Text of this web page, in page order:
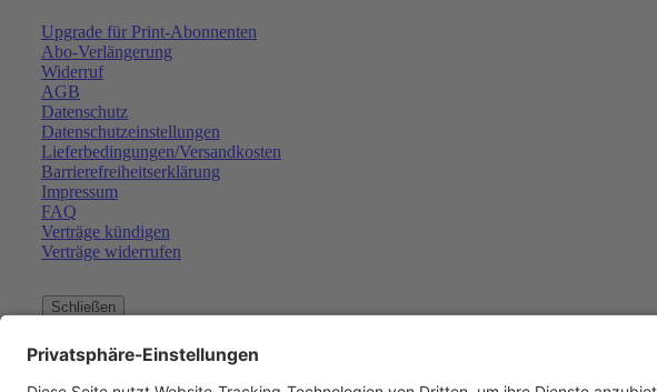
Upgrade für Print-Abonnenten
Abo-Verlängerung
Widerruf
AGB
Datenschutz
Datenschutzeinstellungen
Lieferbedingungen/Versandkosten
Barrierefreiheitserklärung
Impressum
FAQ
Verträge kündigen
Verträge widerrufen
Schließen